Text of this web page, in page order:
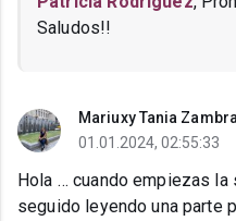
Saludos!!
Mariuxy Tania
01.01.2024, 02:55:33
Hola … cuando empiezas
seguido leyendo una parte